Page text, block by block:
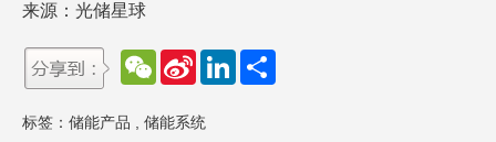
来源：光储星球
W
e
h
a
S
a
W
L
标签： 储能产品 储能系统